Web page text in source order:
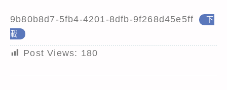
9b80b8d7-5fb4-4201-8dfb-9f268d45e5ff
下
載
Post Views: 180